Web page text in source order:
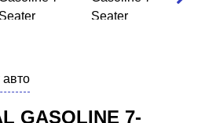
авто
GASOLINE 7-